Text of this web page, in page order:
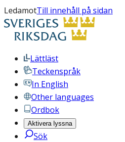
LedamotTill innehåll på sidan
Lättläst
Teckenspråk
In English
Other languages
Ordbok
Aktivera lyssna
Sök